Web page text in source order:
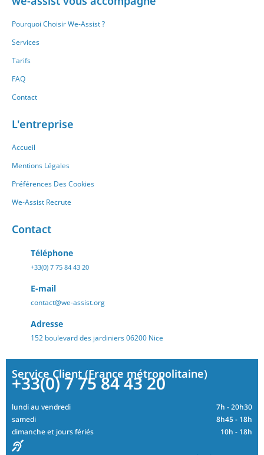
Pourquoi Choisir We-Assist ?
Services
Tarifs
FAQ
Contact
L'entreprise
Accueil
Mentions Légales
Préférences Des Cookies
We-Assist Recrute
Contact
Téléphone
+33(0) 7 75 84 43 20
E-mail
contact@we-assist.org
Adresse
152 boulevard des jardiniers 06200 Nice
Service Client (France métropolitaine)
+33(0) 7 75 84 43 20
lundi au vendredi
7h - 20h30
samedi
8h45 - 18h
dimanche et jours fériés
10h - 18h